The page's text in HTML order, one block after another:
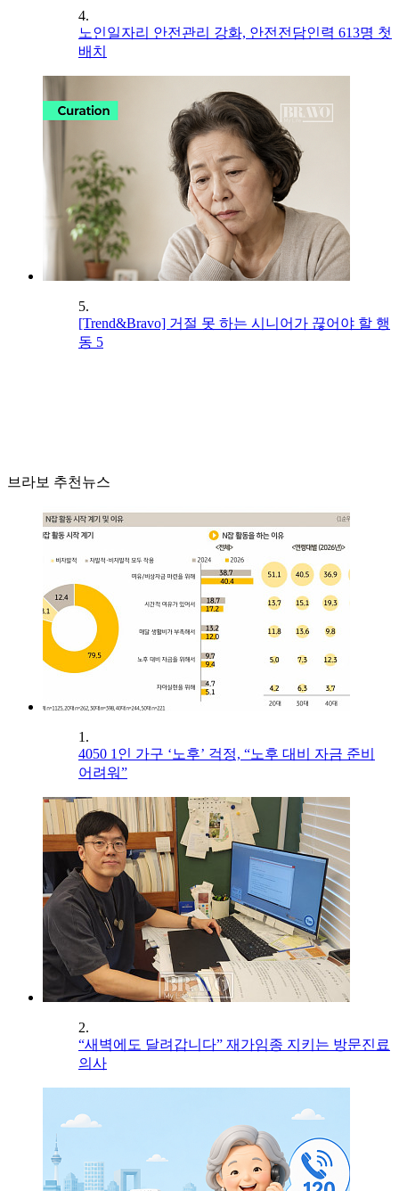
4.
노인일자리 안전관리 강화, 안전전담인력 613명 첫
배치
5.
[Trend&Bravo] 거절 못 하는 시니어가 끊어야 할 행
동 5
브라보 추천뉴스
1.
4050 1인 가구 ‘노후’ 걱정, “노후 대비 자금 준비
어려워”
2.
“새벽에도 달려갑니다” 재가임종 지키는 방문진료
의사